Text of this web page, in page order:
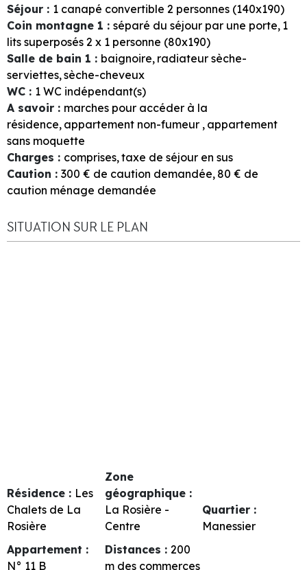
Séjour : 1 canapé convertible 2 personnes (140x190)
Coin montagne 1 : séparé du séjour par une porte 1
lits superposés 2 x 1 personne (80x190)
Salle de bain 1 : baignoire radiateur sèche-
serviettes sèche-cheveux
WC : 1 WC indépendant(s)
A savoir : marches pour accéder à la
résidence appartement non-fumeur appartement
sans moquette
Charges : comprises taxe de séjour en sus
Caution : 300 € de caution demandée 80 € de
caution ménage demandée
SITUATION SUR LE PLAN
Résidence : Les
Chalets de La
Rosière
Zone
géographique :
La Rosière -
Centre
Quartier :
Manessier
Appartement :
N° 11 B
Distances : 200
m des commerces